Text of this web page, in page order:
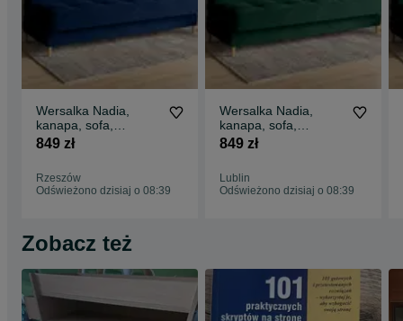
Wersalka Nadia,
kanapa, sofa,
tapczan, łóżko.
Szybka dostawa!
849 zł
Rzeszów
Odświeżono dzisiaj o 08:39
Wersalka Nadia,
kanapa, sofa,
tapczan, łóżko.
Szybka dostawa!
849 zł
Lublin
Odświeżono dzisiaj o 08:39
Zobacz też